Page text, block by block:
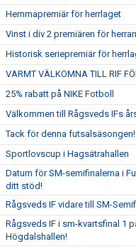
Hemmapremiär för herrlaget
Vinst i div 2 premiären för
Historisk seriepremiär för
VARMT VÄLKOMNA TILL RIF
25% rabatt på NIKE Fotboll
Välkommen till Rågsveds IFs
Tack för denna futsalsäsongen!
Sportlovscup i Hagsätrahallen
Datum för SM-semifinalerna i
ditt stöd!
Rågsveds IF vidare till SM-
Rågsveds IF i sm-kvartsfinal 1
Högdalshallen!